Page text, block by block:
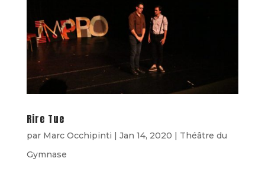
Rire Tue
par Marc Occhipinti | Jan 14, 2020 | Théâtre du
Gymnase